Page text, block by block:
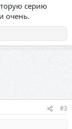
серию
очень.
#3